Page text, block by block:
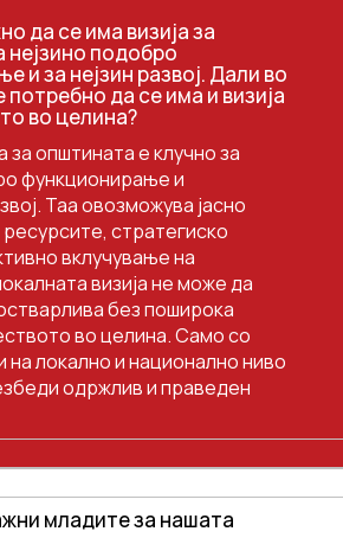
да се има визија за
нејзино подобро
и за нејзин развој. Дали во
потребно да се има и визија
во целина?
за општината е клучно за
функционирање и
Таа овозможува јасно
стратегиско
вклучување на
визија не може да
без поширока
во целина. Само со
на локално и национално ниво
одржлив и праведен
младите за нашата